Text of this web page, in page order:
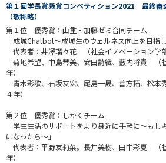
第１回学長賞懸賞コンペティション2021 最終審
（敬称略）
第１位 優秀賞：山重・加藤ゼミ合同チーム
「成城Chatbot～成城生のウェルネス向上を目指し
代表者：井澤瑠々花 （社会イノベーション学部
菊地希望、中島琴美、安田詩織、藪内将貴 （
年）
青木彩歌、石坂友宏、尾島一晟、善方拓、松
４年）
第２位 優秀賞：しかくチーム
「学生生活のサポートをより身近に手軽に～もし
になったら～」
代表者：平野友莉菜。長井美樹、田中彩夏 （
年）